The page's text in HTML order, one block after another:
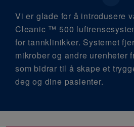
Vi er glade for å introdusere
Cleanic ™ 500
for tannklinikker. Systemet
mikrober og andre urenheter
som bidrar til å skape et
deg og dine pasienter.